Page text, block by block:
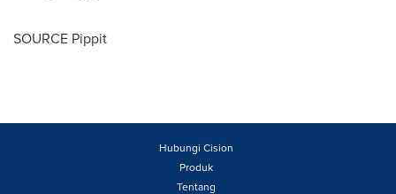
SOURCE Pippit
Hubungi Cision
Produk
Tentang